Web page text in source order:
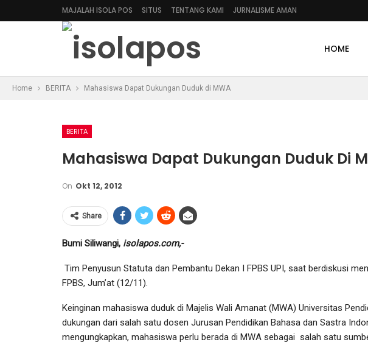
MAJALAH ISOLA POS SITUS TENTANG KAMI JURNALISME AMAN
HOME
Home BERITA Mahasiswa Dapat Dukungan Duduk di MWA
BERITA
Mahasiswa Dapat Dukungan Duduk Di
On Okt 12, 2012
Share
Bumi Siliwangi, isolapos.com,-
Tim Penyusun Statuta dan Pembantu Dekan I FPBS UPI, saat berdiskusi
FPBS, Jum’at (12/11).
Keinginan mahasiswa duduk di Majelis Wali Amanat (MWA) Universitas
dukungan dari salah satu dosen Jurusan Pendidikan Bahasa dan Sastra
mengungkapkan, mahasiswa perlu berada di MWA sebagai salah satu